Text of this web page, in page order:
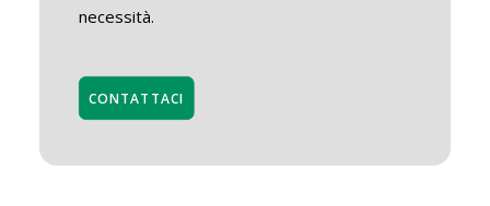
necessità.
CONTATTACI